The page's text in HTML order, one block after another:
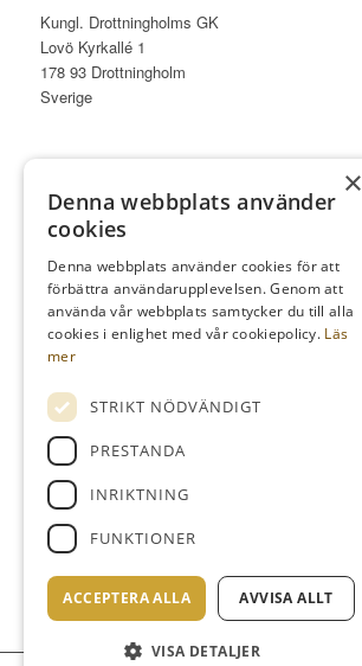
Kungl. Drottningholms GK
Lovö Kyrkallé 1
178 93 Drottningholm
Sverige
TELEFON
Kansli 08-759 03 11
Reception08-759 00 85
Restaurang08-759 07 50
MAIL
info@kdrgk.se
reception@kdrgk.se
lovobistro@kdrgk.se
×
Denna webbplats använder
cookies
Denna webbplats använder cookies för att
förbättra användarupplevelsen. Genom att
använda vår webbplats samtycker du till alla
cookies i enlighet med vår cookiepolicy. Läs
mer
STRIKT NÖDVÄNDIGT
PRESTANDA
INRIKTNING
FUNKTIONER
ACCEPTERA ALLA AVVISA ALLT
VISA DETALJER